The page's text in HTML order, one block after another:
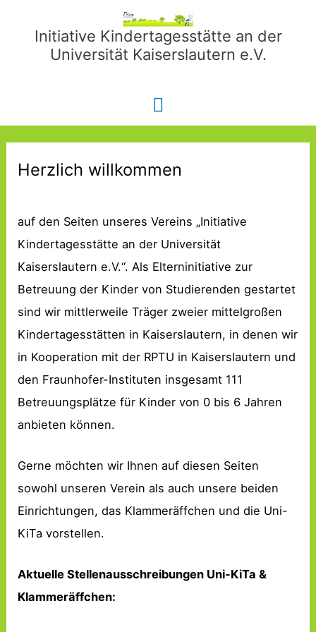
Initiative Kindertagesstätte an der
Universität Kaiserslautern e.V.
Hauptmenü
Herzlich willkommen
auf den Seiten unseres Vereins „Initiative
Kindertagesstätte an der Universität
Kaiserslautern e.V.“. Als Elterninitiative zur
Betreuung der Kinder von Studierenden gestartet
sind wir mittlerweile Träger zweier mittelgroßen
Kindertagesstätten in Kaiserslautern, in denen wir
in Kooperation mit der RPTU in Kaiserslautern und
den Fraunhofer-Instituten insgesamt 111
Betreuungsplätze für Kinder von 0 bis 6 Jahren
anbieten können.
Gerne möchten wir Ihnen auf diesen Seiten
sowohl unseren Verein als auch unsere beiden
Einrichtungen, das Klammeräffchen und die Uni-
KiTa vorstellen.
Aktuelle Stellenausschreibungen Uni-KiTa &
Klammeräffchen: